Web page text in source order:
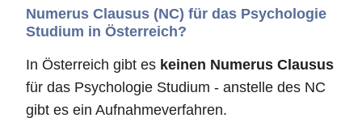
Numerus Clausus (NC) für das Psychologie
Studium in Österreich?
In Österreich gibt es keinen Numerus Clausus
für das Psychologie Studium - anstelle des NC
gibt es ein Aufnahmeverfahren.